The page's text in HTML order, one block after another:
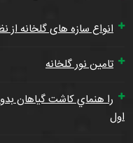
انواع سازه های گلخانه از
تامین نور گلخانه
را هنماي كاشت گياهان
اول